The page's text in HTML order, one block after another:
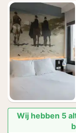
Wij hebben 5